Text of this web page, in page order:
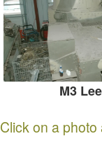
M3
Click on a